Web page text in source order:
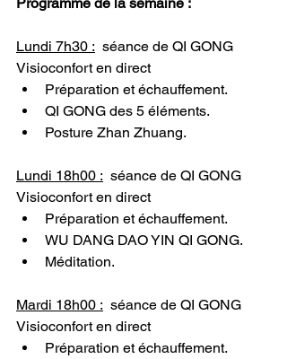
Lundi 7h30 : séance de QI GONG
Visioconfort en direct
Préparation et échauffement.
QI GONG des 5 éléments.
Posture Zhan Zhuang.
Lundi 18h00 : séance de QI GONG
Visioconfort en direct
Préparation et échauffement.
WU DANG DAO YIN QI GONG.
Méditation.
Mardi 18h00 : séance de QI GONG
Visioconfort en direct
Préparation et échauffement.